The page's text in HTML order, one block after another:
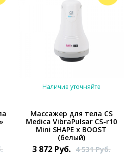
*}
Наличие уточняйте
Массажер для тела CS
Medica VibraPulsar CS-r10
Mini SHAPE x BOOST
(белый)
3 872 Руб. 4 531Руб.